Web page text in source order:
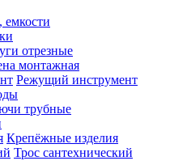
емкости
отрезные
монтажная
Режущий инструмент
трубные
Крепёжные изделия
Трос сантехнический